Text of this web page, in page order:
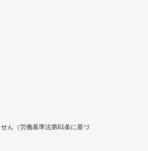
ん（労働基準法第61条に基づ